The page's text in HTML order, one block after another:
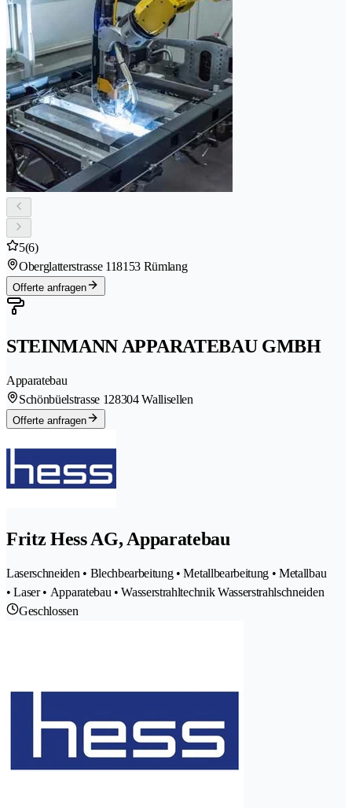
5(6)
Oberglatterstrasse 118153 Rümlang
Offerte anfragen
STEINMANN APPARATEBAU GMBH
Apparatebau
Schönbüelstrasse 128304 Wallisellen
Offerte anfragen
Fritz Hess AG, Apparatebau
Laserschneiden • Blechbearbeitung • Metallbearbeitung • Metallbau
• Laser • Apparatebau • Wasserstrahltechnik Wasserstrahlschneiden
Geschlossen